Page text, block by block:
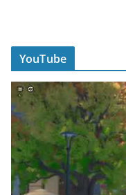
YouTube